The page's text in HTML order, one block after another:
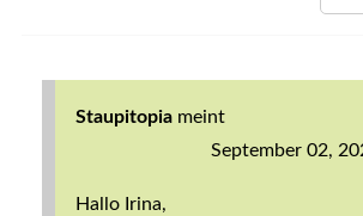
Staupitopia meint
September 02,
Hallo Irina,